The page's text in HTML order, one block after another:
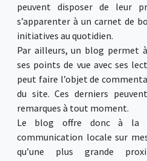
peuvent disposer de leur
s’apparenter à un carnet de
initiatives au quotidien.
Par ailleurs, un blog permet
ses points de vue avec ses
peut faire l’objet de
du site. Ces derniers
remarques à tout moment.
Le blog offre donc à la
communication locale sur
qu’une plus grande